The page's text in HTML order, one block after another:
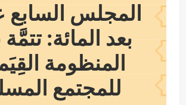
المجلس
بعد المائة: تتمَّة
المنظومة
للمجتمع